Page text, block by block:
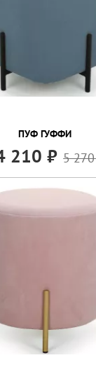
ПУФ ГУФФИ
210 5 270